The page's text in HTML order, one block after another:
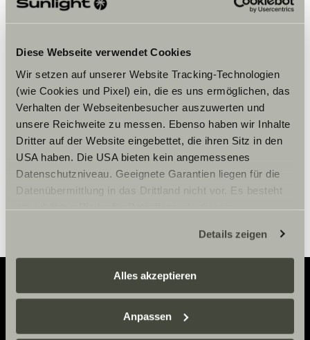
Diese Webseite verwendet Cookies
Wir setzen auf unserer Website Tracking-Technologien
(wie Cookies und Pixel) ein, die es uns ermöglichen, das
Verhalten der Webseitenbesucher auszuwerten und
unsere Reichweite zu messen. Ebenso haben wir Inhalte
Dritter auf der Website eingebettet, die ihren Sitz in den
USA haben. Die USA bieten kein angemessenes
Datenschutzniveau. Geeignete Garantien liegen für die
Datenübermittlung in das Drittland nicht vor. Es besteht
ein erhöhtes Risiko für Betroffene, da diesen
zustehen. Eingesetzte Dienstleister können Daten für
eigene Zwecke verarbeiten und mit anderen Daten
zusammenführen. Weitere Informationen finden Sie hier:
Datenschutzerklärung
einzelne Cookies/Dienste in den Einstellungen aus,
Details zeigen
Alles akzeptieren
Anpassen
de tour te bekijken.
Cookie-instellingen
Adventure